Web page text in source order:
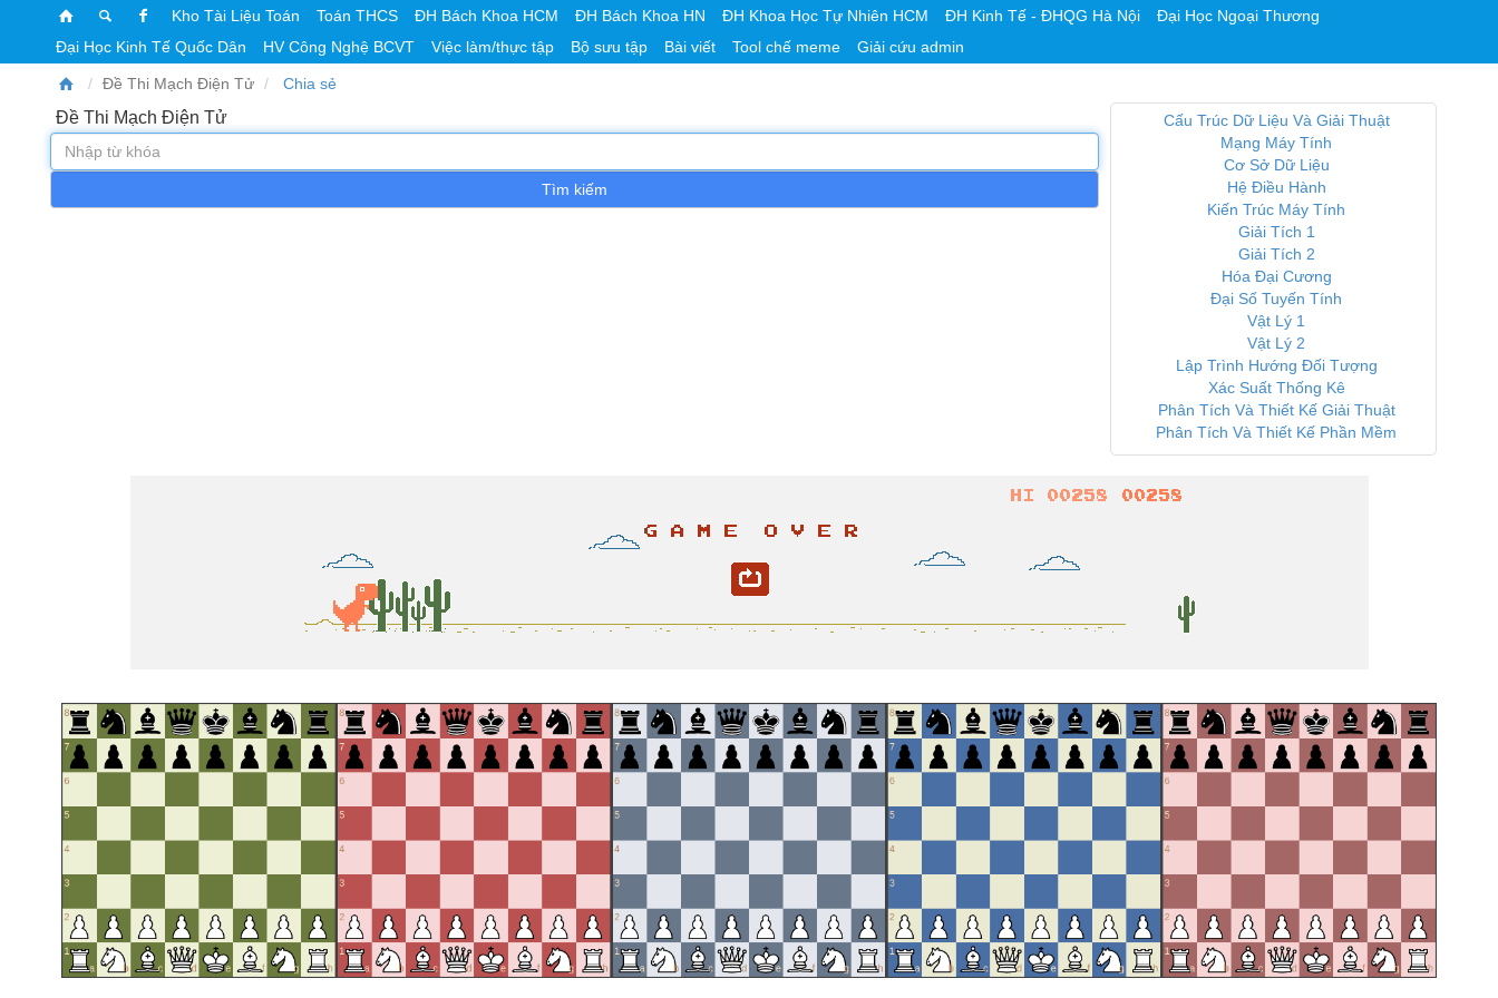
Kho Tài Liệu Toán Toán THCS ĐH Bách Khoa HCM ĐH Bách Khoa HN ĐH Khoa Học Tự Nhiên HCM ĐH Kinh Tế - ĐHQG Hà Nội
Đại Học Ngoại Thương
Đại Học Kinh Tế Quốc Dân
HV Công Nghệ BCVT Việc làm/thực tập Bộ sưu tập Bài viết Tool chế meme Giải cứu admin
Đề Thi Mạch Điện Tử Chia sẻ
Đề Thi Mạch Điện Tử
Cấu Trúc Dữ Liệu Và Giải Thuật
Mạng Máy Tính
Cơ Sở Dữ Liệu
Hệ Điều Hành
Kiến Trúc Máy Tính
Giải Tích 1
Giải Tích 2
Hóa Đại Cương
Đại Số Tuyến Tính
Vật Lý 1
Vật Lý 2
Lập Trình Hướng Đối Tượng
Xác Suất Thống Kê
Phân Tích Và Thiết Kế Giải Thuật
Phân Tích Và Thiết Kế Phần Mềm